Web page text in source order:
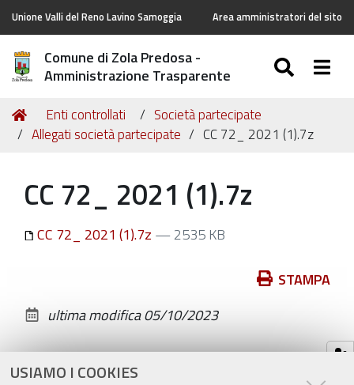
USIAMO I COOKIES
Unione Valli del Reno Lavino Samoggia Area amministratori del sito
Comune di Zola Predosa -
Amministrazione Trasparente
Tu
sei
Home
Enti controllati
Società partecipate
Allegati società partecipate
CC 72_ 2021 (1).7z
CC 72_ 2021 (1).7z
CC 72_ 2021 (1).7z — 2535 KB
documento
STAMPA
ultima modifica05/10/2023